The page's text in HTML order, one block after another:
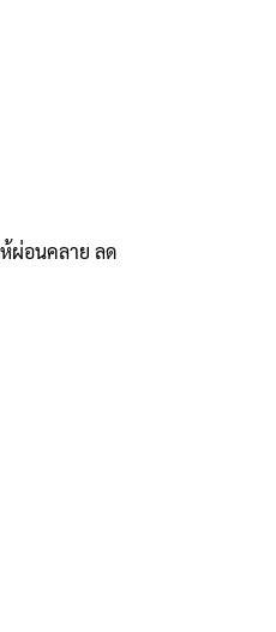
ผ่อนคลาย ลด